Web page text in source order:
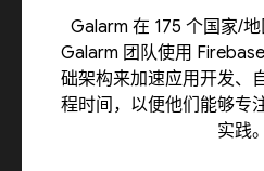
Galarm 在 175 个国家/地
Galarm 团队使用
础架构来加速应用开发、
程时间，以便他们能够专
实践。